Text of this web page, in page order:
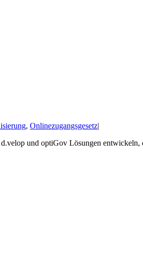
,Onlinezugangsgesetz|
und optiGov Lösungen